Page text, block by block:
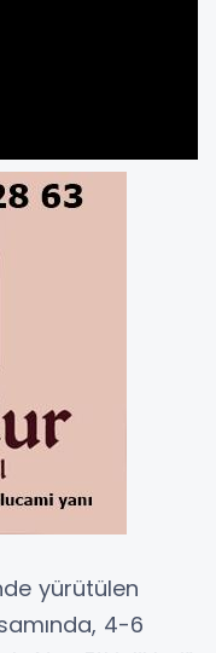
yürütülen
4-6